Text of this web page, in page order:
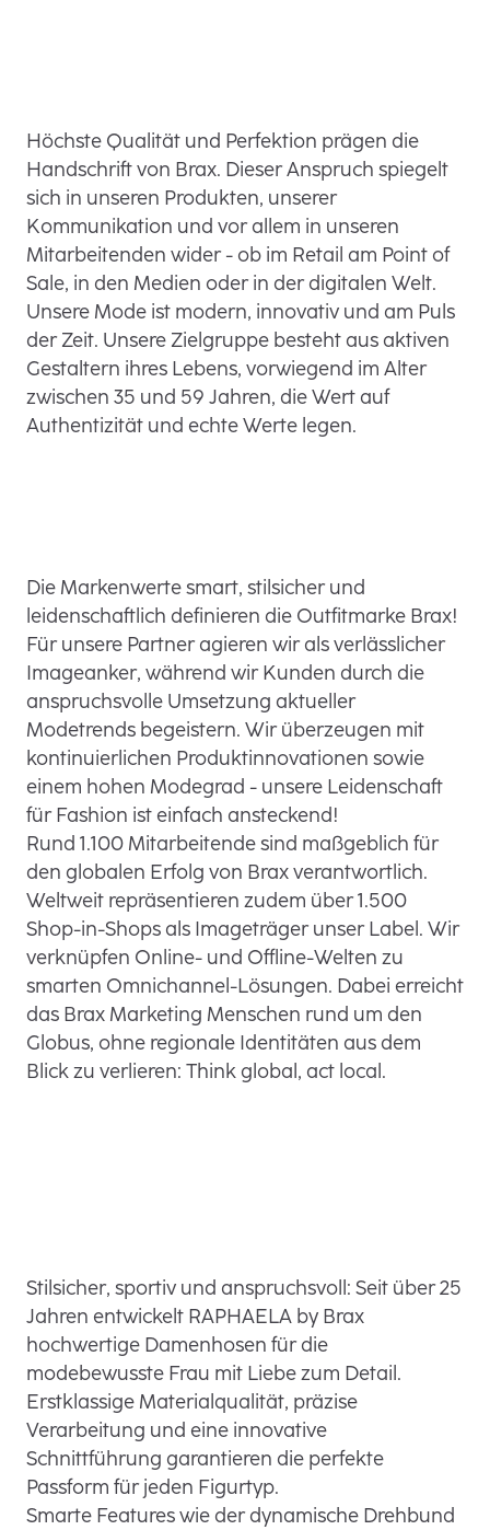
Höchste Qualität und Perfektion prägen die
Handschrift von Brax. Dieser Anspruch spiegelt
sich in unseren Produkten, unserer
Kommunikation und vor allem in unseren
Mitarbeitenden wider - ob im Retail am Point of
Sale, in den Medien oder in der digitalen Welt.
Unsere Mode ist modern, innovativ und am Puls
der Zeit. Unsere Zielgruppe besteht aus aktiven
Gestaltern ihres Lebens, vorwiegend im Alter
zwischen 35 und 59 Jahren, die Wert auf
Authentizität und echte Werte legen.
Die Markenwerte smart, stilsicher und
leidenschaftlich definieren die Outfitmarke Brax!
Für unsere Partner agieren wir als verlässlicher
Imageanker, während wir Kunden durch die
anspruchsvolle Umsetzung aktueller
Modetrends begeistern. Wir überzeugen mit
kontinuierlichen Produktinnovationen sowie
einem hohen Modegrad - unsere Leidenschaft
für Fashion ist einfach ansteckend!
Rund 1.100 Mitarbeitende sind maßgeblich für
den globalen Erfolg von Brax verantwortlich.
Weltweit repräsentieren zudem über 1.500
Shop-in-Shops als Imageträger unser Label. Wir
verknüpfen Online- und Offline-Welten zu
smarten Omnichannel-Lösungen. Dabei erreicht
das Brax Marketing Menschen rund um den
Globus, ohne regionale Identitäten aus dem
Blick zu verlieren: Think global, act local.
Stilsicher, sportiv und anspruchsvoll: Seit über 25
Jahren entwickelt RAPHAELA by Brax
hochwertige Damenhosen für die
modebewusste Frau mit Liebe zum Detail.
Erstklassige Materialqualität, präzise
Verarbeitung und eine innovative
Schnittführung garantieren die perfekte
Passform für jeden Figurtyp.
Smarte Features wie der dynamische Drehbund